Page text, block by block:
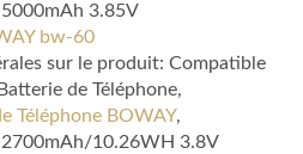
3.85V
bw-60
sur le produit: Compatible
de Téléphone,
Téléphone BOWAY,
10.26WH 3.8V